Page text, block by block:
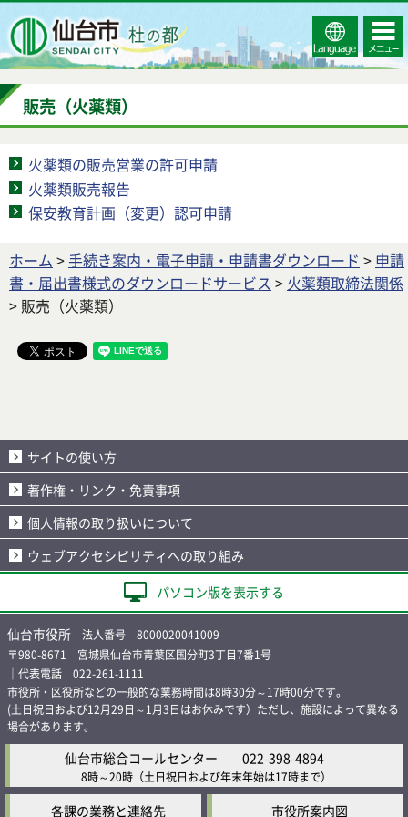
Select
Language
コンテ
ンツメ
ニュー
販売（火薬類）
火薬類の販売営業の許可申請
火薬類販売報告
保安教育計画（変更）認可申請
ホーム >手続き案内・電子申請・申請書ダウンロード > 申請
書・届出書様式のダウンロードサービス > 火薬類取締法関係
> 販売（火薬類）
サイトの使い方
著作権・リンク・免責事項
個人情報の取り扱いについて
ウェブアクセシビリティへの取り組み
パソコン版を表示する
仙台市役所 法人番号 8000020041009
〒980-8671 宮城県仙台市青葉区国分町3丁目7番1号
｜代表電話 022-261-1111
市役所・区役所などの一般的な業務時間は8時30分～17時00分です。
(土日祝日および12月29日～1月3日はお休みです）ただし、施設によって異なる
場合があります。
仙台市総合コールセンター 022-398-4894
8時～20時 （土日祝日および年末年始は17時まで）
各課の業務と連絡先 市役所案内図